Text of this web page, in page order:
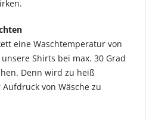
eine Waschtemperatur von
Shirts bei max. 30 Grad
Denn wird zu heiß
von Wäsche zu